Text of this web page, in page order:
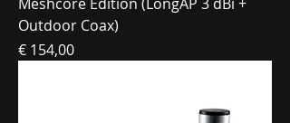
Outdoor Coax)
Prijs
€ 154,00